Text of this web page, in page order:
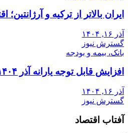
ایران بالاتر از ترکیه و
آذر ۱۶, ۱۴۰۴
گسترش نیوز
بانک، بیمه و بودجه
افزایش قابل توجه یارانه آذر ۱۴۰۴؛ سهم دهک‌های ۱ تا ۳ رکورد زد
آذر ۱۶, ۱۴۰۴
گسترش نیوز
آفتاب اقتصاد